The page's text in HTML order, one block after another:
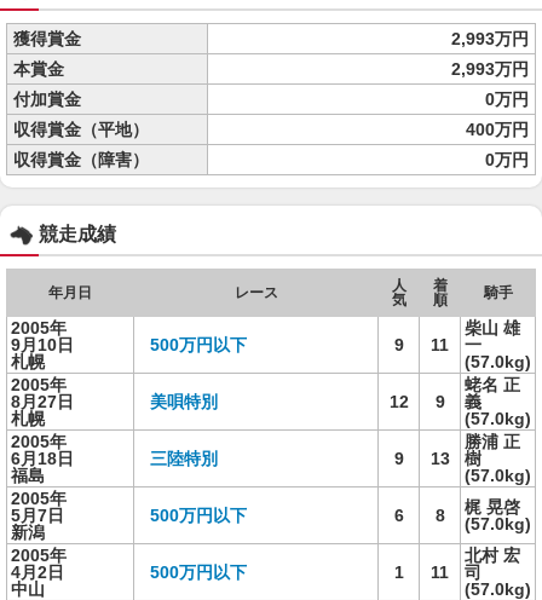
獲得賞金
2,993万円
本賞金
2,993万円
付加賞金
0万円
収得賞金（平地）
400万円
収得賞金（障害）
0万円
競走成績
年月日 レース
人
気
着
順
騎手
2005年
9月10日
札幌
500万円以下 9 11
柴山 雄
一
(57.0kg)
2005年
8月27日
札幌
美唄特別 12 9
蛯名 正
義
(57.0kg)
2005年
6月18日
福島
三陸特別 9 13
勝浦 正
樹
(57.0kg)
2005年
5月7日
新潟
500万円以下 6 8
梶 晃啓
(57.0kg)
2005年
4月2日
中山
500万円以下 1 11
北村 宏
司
(57.0kg)